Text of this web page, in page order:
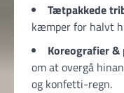
Tætpakkede
kæmper for halvt
Koreografier &
om at overgå
og konfetti-regn.